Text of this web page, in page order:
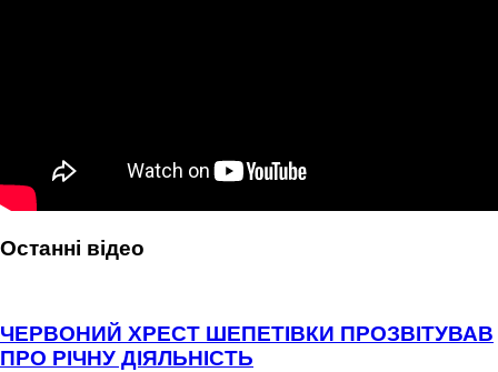
Останні відео
ЧЕРВОНИЙ ХРЕСТ ШЕПЕТІВКИ ПРОЗВІТУВАВ
ПРО РІЧНУ ДІЯЛЬНІСТЬ